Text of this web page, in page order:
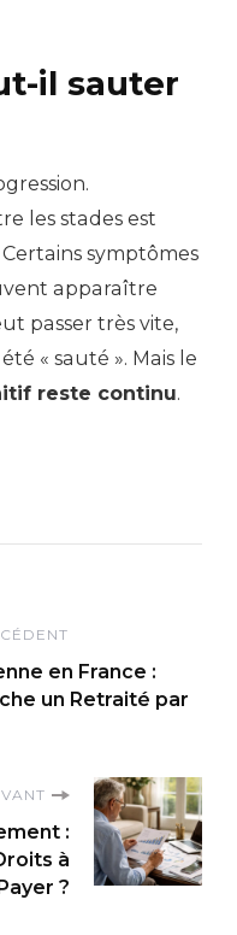
il sauter
les stades est
symptômes
apparaître
passer très vite,
« sauté ». Mais le
reste continu.
en France :
un Retraité par
:
à
Payer ?